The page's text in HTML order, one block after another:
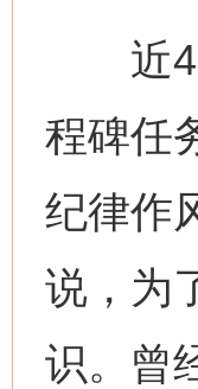
近
程碑任
纪律作
说，为
识。曾